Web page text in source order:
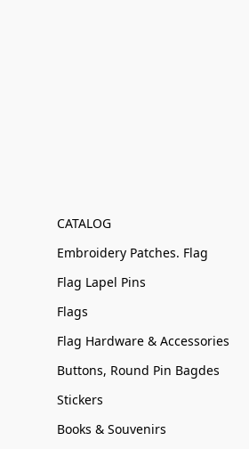
CATALOG
Embroidery Patches. Flag
Flag Lapel Pins
Flags
Flag Hardware & Accessories
Buttons, Round Pin Bagdes
Stickers
Books & Souvenirs